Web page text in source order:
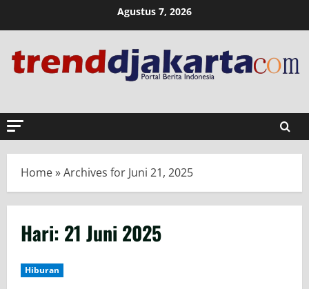
Agustus 7, 2026
Home»Archives for Juni 21, 2025
Hari: 21 Juni 2025
Hiburan